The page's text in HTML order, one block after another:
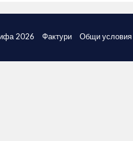
2026 Фактури Общи условия